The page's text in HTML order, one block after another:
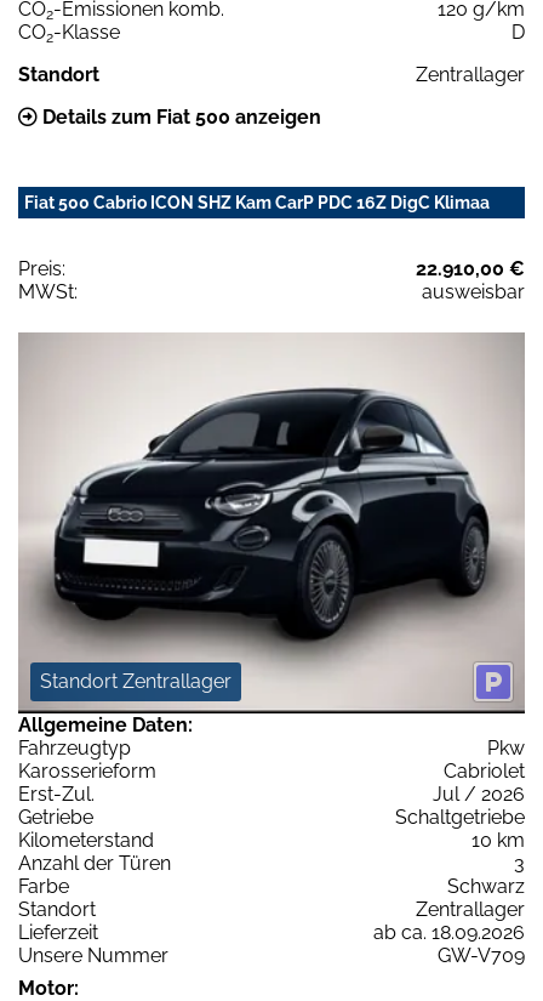
CO2-Emissionen komb.
120 g/km
CO2-Klasse
D
Standort
Zentrallager
Details zum Fiat 500 anzeigen
Fiat 500 Cabrio ICON SHZ Kam CarP PDC 16Z DigC Klimaa
Preis:
22.910,00 €
MWSt:
ausweisbar
Standort Zentrallager
Allgemeine Daten:
Fahrzeugtyp
Pkw
Karosserieform
Cabriolet
Erst-Zul.
Jul / 2026
Getriebe
Schaltgetriebe
Kilometerstand
10 km
Anzahl der Türen
3
Farbe
Schwarz
Standort
Zentrallager
Lieferzeit
ab ca. 18.09.2026
Unsere Nummer
GW-V709
Motor: